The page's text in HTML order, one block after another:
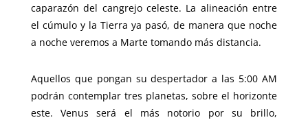
caparazón del cangrejo celeste. La alineación entre
el cúmulo y la Tierra ya pasó, de manera que noche
a noche veremos a Marte tomando más distancia.
Aquellos que pongan su despertador a las 5:00 AM
podrán contemplar tres planetas, sobre el horizonte
este. Venus será el más notorio por su brillo,